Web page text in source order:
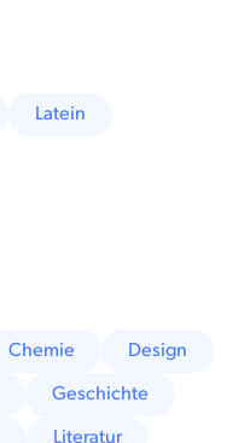
Latein
Chemie
Design
Geschichte
Literatur